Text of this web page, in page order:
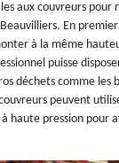
aux couvreurs
En
à la même
puisse
déchets comme les
peuvent
haute pression pour